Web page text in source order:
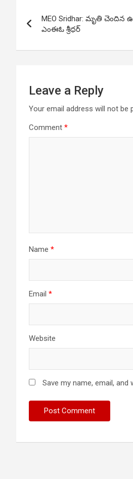
navigation
MEO Sridhar: మృతి
ఎంఈఓ శ్రీధర్
Leave a Reply
Your email address will not be
Comment *
Name *
Email *
Website
Save my name, email,